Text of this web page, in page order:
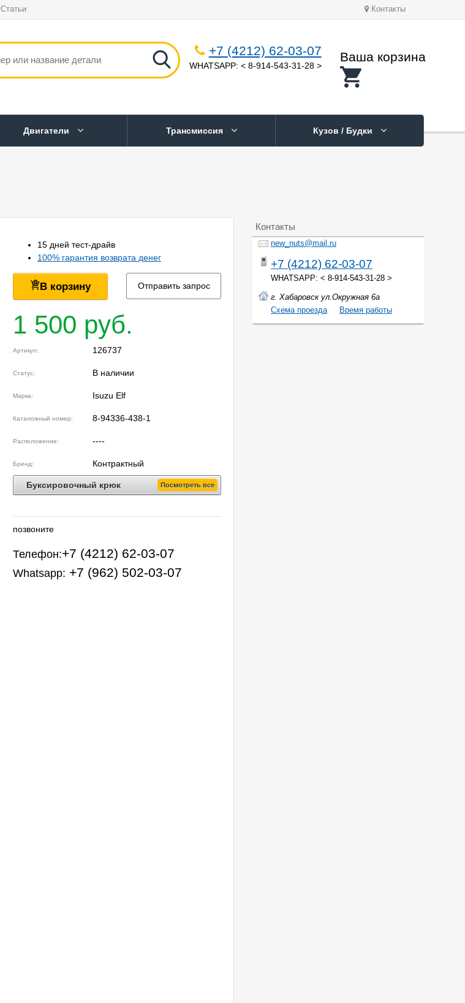
Статьи Контакты
+7 (4212) 62-03-07
WHATSAPP: < 8-914-543-31-28 >
Ваша корзина
Двигатели Трансмиссия Кузов / Будки
15 дней тест-драйв
100% гарантия возврата денег
В корзину Отправить запрос
1 500 руб.
Артикул: 126737
Статус: В наличии
Марка: Isuzu Elf
Каталожный номер: 8-94336-438-1
Расположение: ----
Бренд: Контрактный
Буксировочный крюк Посмотреть все
позвоните
Телефон:+7 (4212) 62-03-07
Whatsapp: +7 (962) 502-03-07
Контакты
new_nuts@mail.ru
+7 (4212) 62-03-07
WHATSAPP: < 8-914-543-31-28 >
г. Хабаровск ул.Окружная 6а
Cхема проезда
Время работы